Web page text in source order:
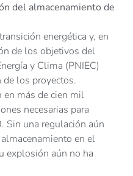
del almacenamiento de
energética y, en
de los objetivos del
y Clima (PNIEC)
los proyectos.
más de cien mil
necesarias para
una regulación aún
en el
explosión aún no ha